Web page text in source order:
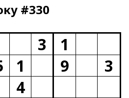
#330
3
1
1 9
3
4